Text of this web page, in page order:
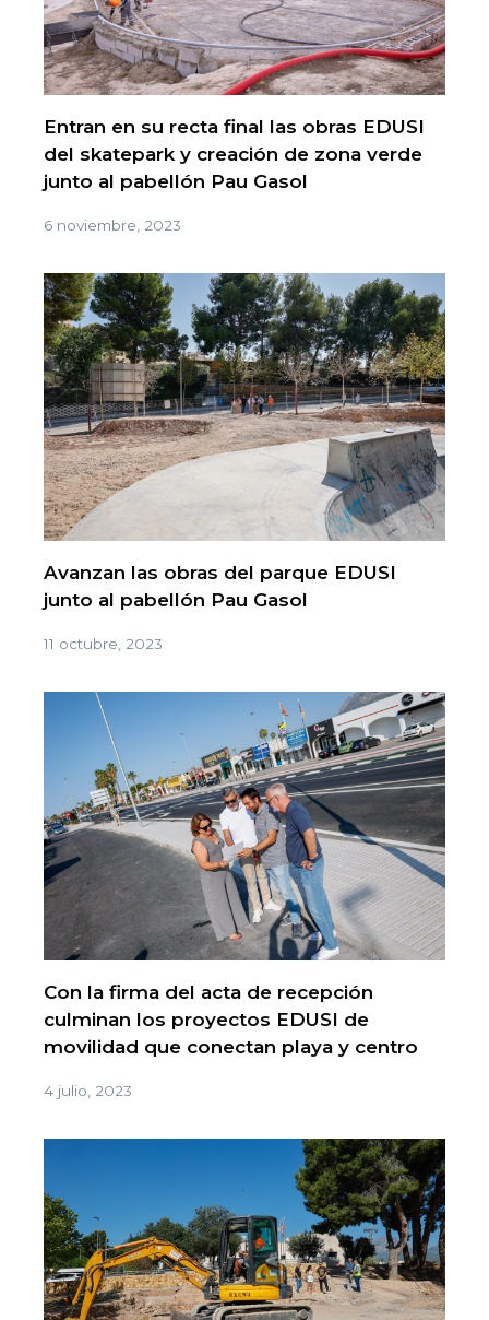
Entran en su recta final las obras EDUSI
del skatepark y creación de zona verde
junto al pabellón Pau Gasol
6 noviembre, 2023
Avanzan las obras del parque EDUSI
junto al pabellón Pau Gasol
11 octubre, 2023
Con la firma del acta de recepción
culminan los proyectos EDUSI de
movilidad que conectan playa y centro
4 julio, 2023